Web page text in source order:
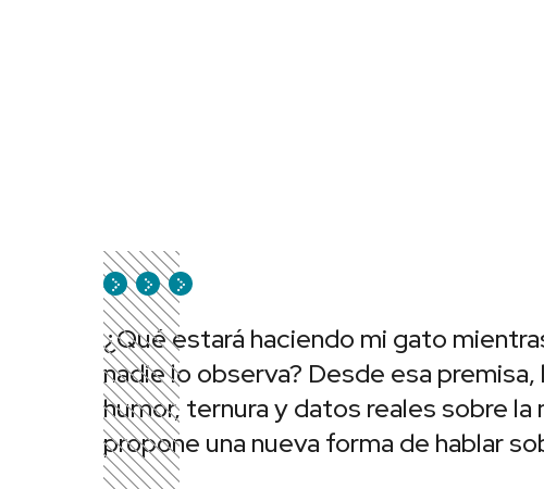
¿Qué estará haciendo mi gato
nadie lo observa? Desde esa
humor, ternura y datos reales sobre
propone una nueva forma de hablar